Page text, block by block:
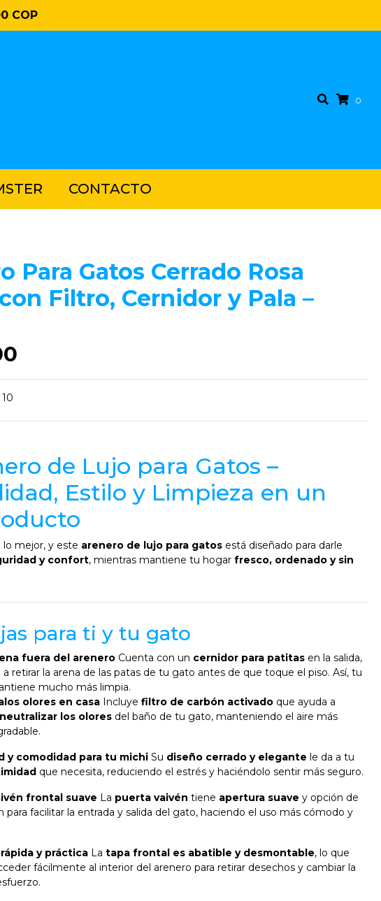
COP
0
CONTACTO
Para Gatos Cerrado Rosa
Filtro, Cernidor y Pala –
10
de Lujo para Gatos –
Estilo y Limpieza en un
mejor, y este arenero de lujo para gatos está diseñado para darle
y confort, mientras mantiene tu hogar fresco, ordenado y sin
para ti y tu gato
fuera del arenero Cuenta con un cernidor para patitas en la salida,
a retirar la arena de las patas de tu gato antes de que toque el piso. Así, tu
mucho más limpia.
olores en casa Incluye filtro de carbón activado que ayuda a
los olores del baño de tu gato, manteniendo el aire más
y comodidad para tu michi Su diseño cerrado y elegante le da a tu
que necesita, reduciendo el estrés y haciéndolo sentir más seguro.
frontal suave La puerta vaivén tiene apertura suave y opción de
para facilitar la entrada y salida del gato, haciendo el uso más cómodo y
y práctica La tapa frontal es abatible y desmontable, lo que
fácilmente al interior del arenero para retirar desechos y cambiar la